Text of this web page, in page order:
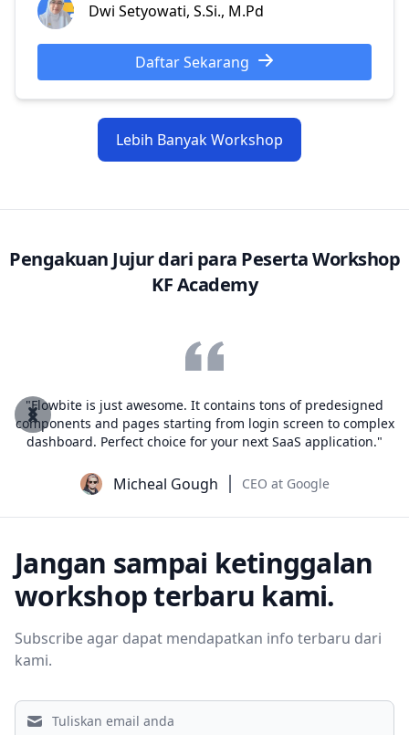
Dwi Setyowati, S.Si., M.Pd
Daftar Sekarang
Lebih Banyak Workshop
Pengakuan Jujur dari para Peserta Workshop
KF Academy
is just awesome. It contains tons of predesigned
and pages starting from login screen to complex
Perfect choice for your next SaaS application."
Micheal Gough CEO at Google
Previous
Next
Jangan sampai ketinggalan
workshop terbaru kami.
Subscribe agar dapat mendapatkan info terbaru dari
kami.